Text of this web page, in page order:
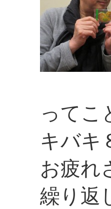
ってこ
キバキ
お疲れ
繰り返